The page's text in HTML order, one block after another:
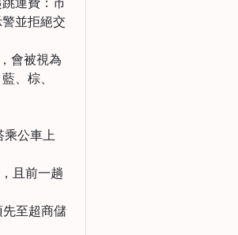
運費：市
並拒絕交
會被視為
、棕、
乘公車上
且前一趟
至超商儲